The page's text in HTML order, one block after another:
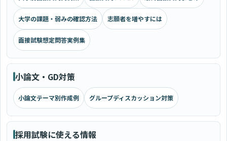
大学の課題・弱みの確認方法 志願者を増やすには
面接試験想定問答実例集
小論文・GD対策
小論文テーマ別作成例 グループディスカッション対策
採用試験に使える情報